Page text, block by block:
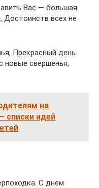
Вас — большая
Достоинств всех не
Прекрасный день
новые свершенья,
на
списки идей
С днем